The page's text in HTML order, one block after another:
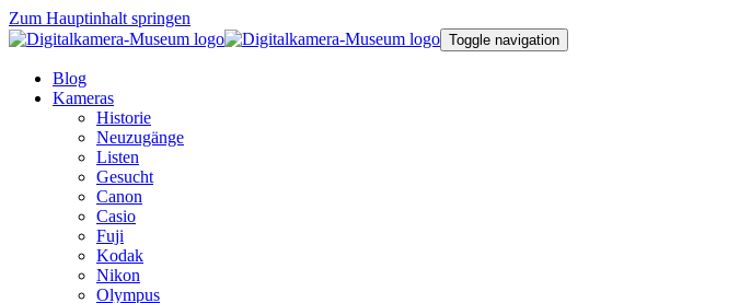
Zum Hauptinhalt springen
Toggle navigation
Blog
Kameras
Historie
Neuzugänge
Listen
Gesucht
Canon
Casio
Fuji
Kodak
Nikon
Olympus